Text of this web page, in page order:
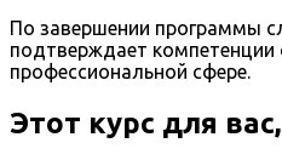
По завершении программы
подтверждает компетенции
профессиональной сфере.
Этот курс для